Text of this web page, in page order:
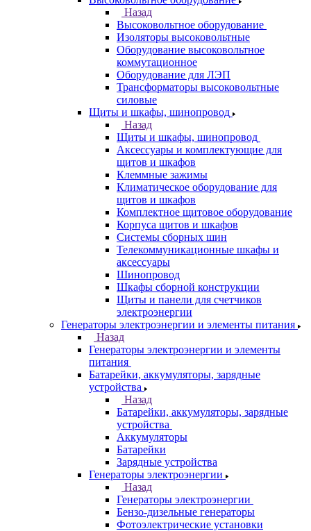
Назад
Высоковольтное оборудование
Изоляторы высоковольтные
Оборудование высоковольтное
коммутационное
Оборудование для ЛЭП
Трансформаторы высоковольтные
силовые
Щиты и шкафы, шинопровод
Назад
Щиты и шкафы, шинопровод
Аксессуары и комплектующие для
щитов и шкафов
Клеммные зажимы
Климатическое оборудование для
щитов и шкафов
Комплектное щитовое оборудование
Корпуса щитов и шкафов
Системы сборных шин
Телекоммуникационные шкафы и
аксессуары
Шинопровод
Шкафы сборной конструкции
Щиты и панели для счетчиков
электроэнергии
Генераторы электроэнергии и элементы питания
Назад
Генераторы электроэнергии и элементы
питания
Батарейки, аккумуляторы, зарядные
устройства
Назад
Батарейки, аккумуляторы, зарядные
устройства
Аккумуляторы
Батарейки
Зарядные устройства
Генераторы электроэнергии
Назад
Генераторы электроэнергии
Бензо-дизельные генераторы
Фотоэлектрические установки